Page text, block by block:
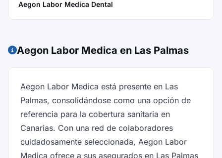
Aegon Labor Medica Dental
Aegon Labor Medica en Las Palmas
Aegon Labor Medica está presente en Las
Palmas, consolidándose como una opción de
referencia para la cobertura sanitaria en
Canarias. Con una red de colaboradores
cuidadosamente seleccionada, Aegon Labor
Medica ofrece a sus asegurados en Las Palmas